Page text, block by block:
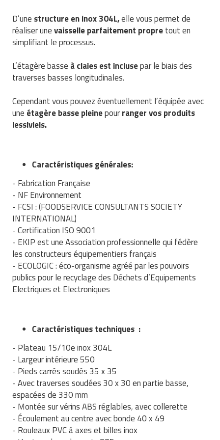
Vêtement sportif
Rôtisserie professionnelle
Sautause professionnelle
Table de cuisson professionnelle
Tables de préparation réfrigérées
Ustensile de cuisine
Vaisselle restaurant
D’une structure en inox 304L,elle vous permet de
réaliser unevaisselle parfaitement propretout en
simplifiant le processus.
L’étagère basse à claies est inclusepar le biais des
traverses basses longitudinales.
Cependant vous pouvez éventuellement l’équipée avec
une étagère basse pleinepourranger vos produits
lessiviels.
Caractéristiques générales:
- Fabrication Française
- NF Environnement
- FCSI : (FOODSERVICE CONSULTANTS SOCIETY
INTERNATIONAL)
- Certification ISO 9001
- EKIP est une Association professionnelle qui fédère
les constructeurs équipementiers français
- ECOLOGIC : éco-organisme agréé par les pouvoirs
publics pour le recyclage des Déchets d’Equipements
Electriques et Electroniques
Caractéristiques techniques :
- Plateau 15/10e inox 304L
- Largeur intérieure 550
- Pieds carrés soudés 35 x 35
- Avec traverses soudées 30 x 30 en partie basse,
espacées de 330 mm
- Montée sur vérins ABS réglables, avec collerette
- Écoulement au centre avec bonde 40 x 49
- Rouleaux PVC à axes et billes inox